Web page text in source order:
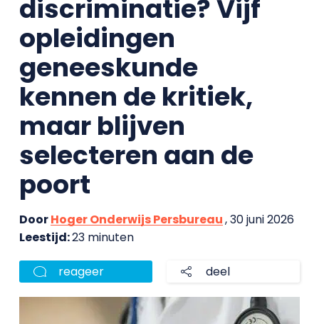
discriminatie? Vijf
opleidingen
geneeskunde
kennen de kritiek,
maar blijven
selecteren aan de
poort
DoorHoger Onderwijs Persbureau, 30 juni 2026
Leestijd:23 minuten
reageer deel